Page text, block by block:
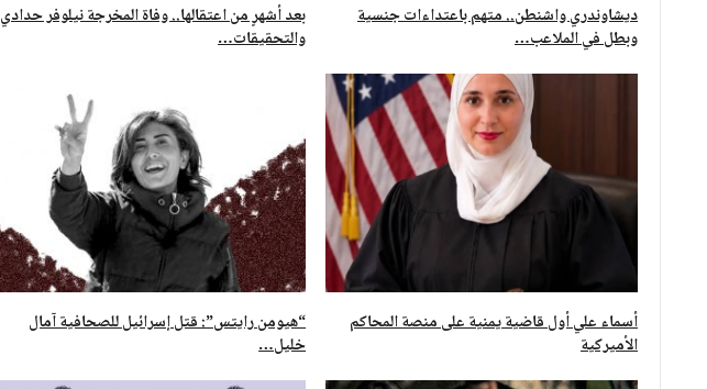
ديشاوندري واشنطن.. متهم باعتداءات جنسية
وبطل في الملاعب…
بعد أشهرٍ من اعتقالها.. وفاة المخرجة نيلوفر حدادي
والتحقيقات…
أسماء علي أول قاضية يمنية على منصة المحاكم
الأميركية
“هيومن رايتس”: قتل إسرائيل للصحافية آمال
خليل…